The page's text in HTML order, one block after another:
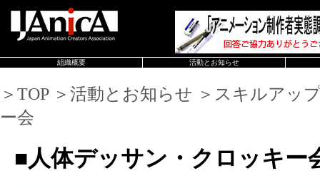
組織概要 活動とお知らせ
＞TOP ＞活動とお知らせ ＞スキルアッ
ー会
■人体デッサン・クロッキー